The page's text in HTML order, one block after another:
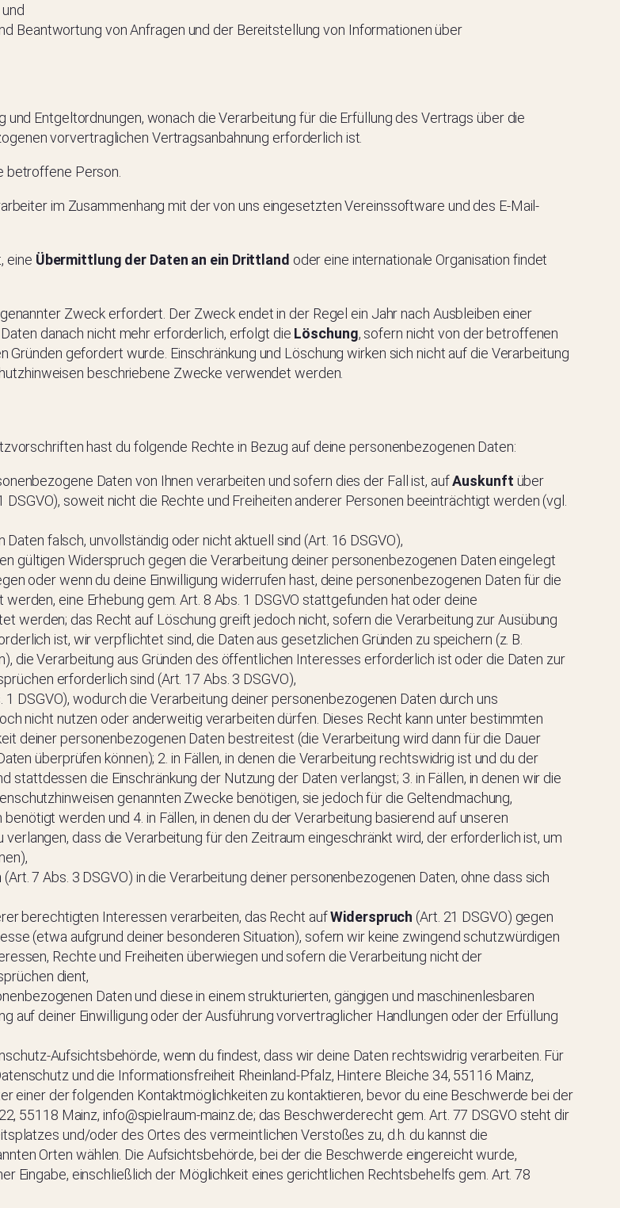
Beantwortung von Anfragen und der Bereitstellung von Informationen über
und Entgeltordnungen, wonach die Verarbeitung für die Erfüllung des Vertrags über die
vorvertraglichen Vertragsanbahnung erforderlich ist.
betroffene Person.
im Zusammenhang mit der von uns eingesetzten Vereinssoftware und des E-Mail-
eine Übermittlung der Daten an ein Drittland oder eine internationale Organisation findet
Zweck erfordert. Der Zweck endet in der Regel ein Jahr nach Ausbleiben einer
danach nicht mehr erforderlich, erfolgt die Löschung, sofern nicht von der betroffenen
gefordert wurde. Einschränkung und Löschung wirken sich nicht auf die Verarbeitung
beschriebene Zwecke verwendet werden.
hast du folgende Rechte in Bezug auf deine personenbezogenen Daten:
Daten von Ihnen verarbeiten und sofern dies der Fall ist, aufAuskunft über
soweit nicht die Rechte und Freiheiten anderer Personen beeinträchtigt werden (vgl.
falsch, unvollständig oder nicht aktuell sind (Art. 16 DSGVO),
gültigen Widerspruch gegen die Verarbeitung deiner personenbezogenen Daten eingelegt
oder wenn du deine Einwilligung widerrufen hast, deine personenbezogenen Daten für die
eine Erhebung gem. Art. 8 Abs. 1 DSGVO stattgefunden hat oder deine
werden; das Recht auf Löschung greift jedoch nicht, sofern die Verarbeitung zur Ausübung
ist, wir verpflichtet sind, die Daten aus gesetzlichen Gründen zu speichern (z. B.
die Verarbeitung aus Gründen des öffentlichen Interesses erforderlich ist oder die Daten zur
erforderlich sind (Art. 17 Abs. 3 DSGVO),
1 DSGVO), wodurch die Verarbeitung deiner personenbezogenen Daten durch uns
nicht nutzen oder anderweitig verarbeiten dürfen. Dieses Recht kann unter bestimmten
deiner personenbezogenen Daten bestreitest (die Verarbeitung wird dann für die Dauer
überprüfen können); 2. in Fällen, in denen die Verarbeitung rechtswidrig ist und du der
die Einschränkung der Nutzung der Daten verlangst; 3. in Fällen, in denen wir die
genannten Zwecke benötigen, sie jedoch für die Geltendmachung,
werden und 4. in Fällen, in denen du der Verarbeitung basierend auf unseren
dass die Verarbeitung für den Zeitraum eingeschränkt wird, der erforderlich ist, um
(Art. 7 Abs. 3 DSGVO) in die Verarbeitung deiner personenbezogenen Daten, ohne dass sich
berechtigten Interessen verarbeiten, das Recht aufWiderspruch (Art. 21 DSGVO) gegen
(etwa aufgrund deiner besonderen Situation), sofern wir keine zwingend schutzwürdigen
Rechte und Freiheiten überwiegen und sofern die Verarbeitung nicht der
dient,
Daten und diese in einem strukturierten, gängigen und maschinenlesbaren
auf deiner Einwilligung oder der Ausführung vorvertraglicher Handlungen oder der Erfüllung
Aufsichtsbehörde, wenn du findest, dass wir deine Daten rechtswidrig verarbeiten. Für
und die Informationsfreiheit Rheinland-Pfalz, Hintere Bleiche 34, 55116 Mainz,
einer der folgenden Kontaktmöglichkeiten zu kontaktieren, bevor du eine Beschwerde bei der
55118 Mainz, info@spielraum-mainz.de; das Beschwerderecht gem. Art. 77 DSGVO steht dir
und/oder des Ortes des vermeintlichen Verstoßes zu, d.h. du kannst die
Orten wählen. Die Aufsichtsbehörde, bei der die Beschwerde eingereicht wurde,
Eingabe, einschließlich der Möglichkeit eines gerichtlichen Rechtsbehelfs gem. Art. 78